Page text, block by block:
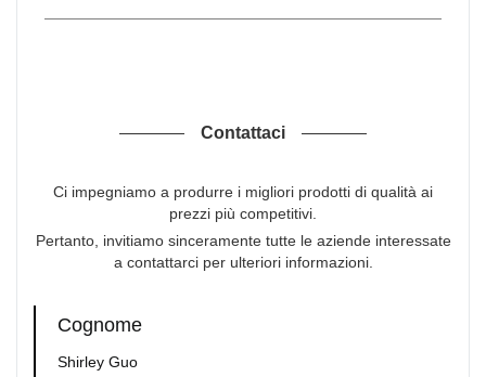
Contattaci
Ci impegniamo a produrre i migliori prodotti di qualità ai
prezzi più competitivi.
Pertanto, invitiamo sinceramente tutte le aziende interessate
a contattarci per ulteriori informazioni.
Cognome
Shirley Guo